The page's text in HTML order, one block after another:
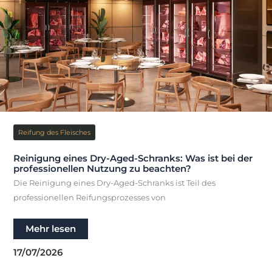
Reifung des Fleisches
Reinigung eines Dry-Aged-Schranks: Was ist bei der
professionellen Nutzung zu beachten?
Die Reinigung eines Dry-Aged-Schranks ist Teil des
professionellen Reifungsprozesses von
Reinigung
eines
Dry-
Aged-
Mehr lesen
17/07/2026